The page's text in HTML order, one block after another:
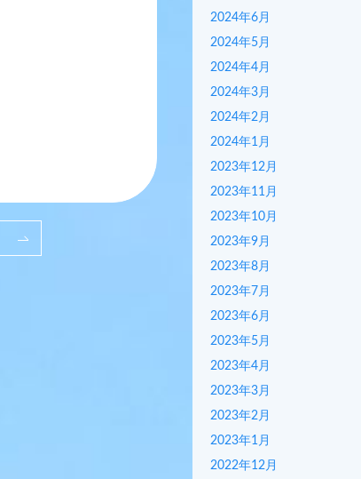
2024年6月
2024年5月
2024年4月
2024年3月
2024年2月
2024年1月
2023年12月
2023年11月
2023年10月
2023年9月
2023年8月
2023年7月
2023年6月
2023年5月
2023年4月
2023年3月
2023年2月
2023年1月
2022年12月